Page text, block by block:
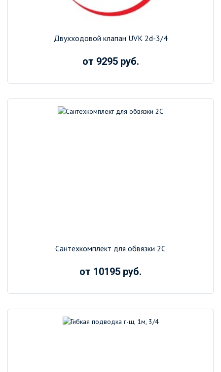
Двухходовой клапан UVK 2d-3/4
от 9295 руб.
Сантехкомплект для обвязки 2С
от 10195 руб.